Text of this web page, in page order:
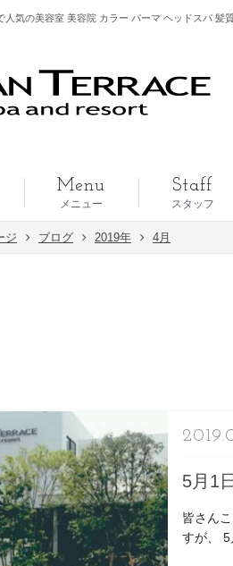
人気の美容室 美容院 カラー パーマ ヘッドスパ 髪
メニュー
Menu
スタッフ
Staff
ジ ブログ 2019年 4月
5月1
皆さん
すが、